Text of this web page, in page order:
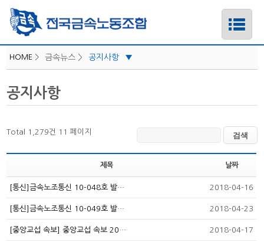
하위메뉴
하위메뉴
HOME > 금속뉴스 > 공지사항 ▼
카드뉴스
공지사항
Total 1,279건 11 페이지
제목 날짜
[통신]금속노조통신 10-048호 발… 2018-04-16
[통신]금속노조통신 10-049호 발… 2018-04-23
[중앙교섭 속보] 중앙교섭 속보 20… 2018-04-17